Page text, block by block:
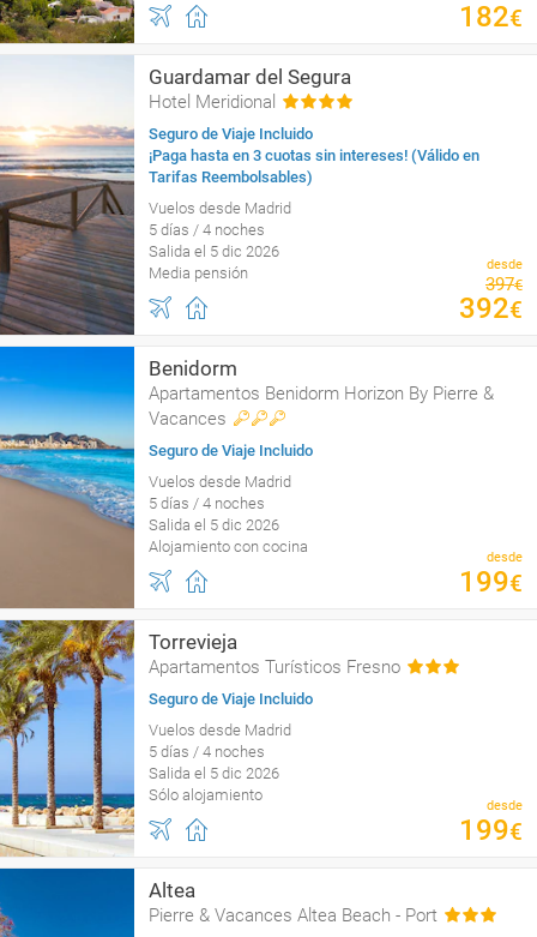
182€
Guardamar del Segura
Hotel Meridional
Seguro de Viaje Incluido
¡Paga hasta en 3 cuotas sin intereses! (Válido en
Tarifas Reembolsables)
Vuelos desde Madrid
5 días / 4 noches
Salida el 5 dic 2026
Media pensión
desde
397€
392€
Benidorm
Apartamentos Benidorm Horizon By Pierre &
Vacances
Seguro de Viaje Incluido
Vuelos desde Madrid
5 días / 4 noches
Salida el 5 dic 2026
Alojamiento con cocina
desde
199€
Torrevieja
Apartamentos Turísticos Fresno
Seguro de Viaje Incluido
Vuelos desde Madrid
5 días / 4 noches
Salida el 5 dic 2026
Sólo alojamiento
desde
199€
Altea
Pierre & Vacances Altea Beach - Port